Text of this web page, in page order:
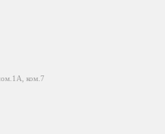
ком.7